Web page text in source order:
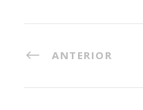
ANTERIOR